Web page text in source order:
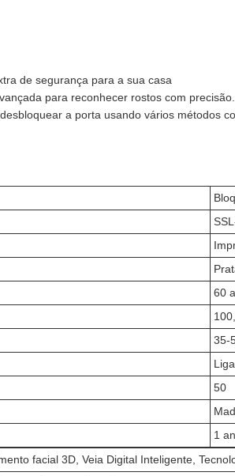
de segurança para a sua casa
para reconhecer rostos com precisão.
a porta usando vários métodos
60
35-
50
1
facial 3D, Veia Digital Inteligente,